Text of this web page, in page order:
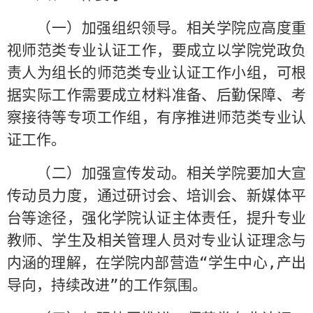
（一）加强组织领导。相关学院应高度重
视师范类专业认证工作，要成立以学院党政负
责人为组长的师范类专业认证工作小组，可根
据实际工作需要成立材料准备、后勤保障、考
察接待等专项工作组，有序推进师范类专业认
证工作。
（二）加强宣传发动。相关学院要加大宣
传动员力度，通过研讨会、培训会、新媒体平
台等途径，强化学院认证主体责任，提升专业
教师、学生及相关管理人员对专业认证理念与
内涵的理解，在学院内部营造“学生中心, 产出
导向，持续改进”的工作氛围。